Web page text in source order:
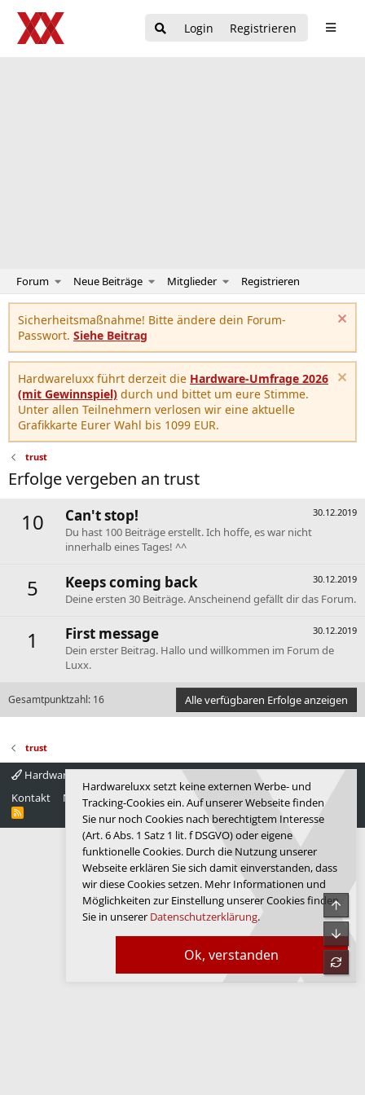
Login Registrieren
Forum Neue Beiträge Mitglieder Registrieren
Sicherheitsmaßnahme! Bitte ändere dein Forum-
Passwort. Siehe Beitrag
Hardwareluxx führt derzeit die Hardware-Umfrage 2026
(mit Gewinnspiel) durch und bittet um eure Stimme.
Unter allen Teilnehmern verlosen wir eine aktuelle
Grafikkarte Eurer Wahl bis 1099 EUR.
trust
Erfolge vergeben an trust
10 30.12.2019
Can't stop!
Du hast 100 Beiträge erstellt. Ich hoffe, es war nicht
innerhalb eines Tages! ^^
5 30.12.2019
Keeps coming back
Deine ersten 30 Beiträge. Anscheinend gefällt dir das Forum.
1 30.12.2019
First message
Dein erster Beitrag. Hallo und willkommen im Forum de
Luxx.
Gesamtpunktzahl: 16 Alle verfügbaren Erfolge anzeigen
trust
Hardwareluxx 4.0
Kontakt
Nutzungsbedingungen Datenschutz Hilfe Startseite
R
Ok, verstanden
Hardwareluxx setzt keine externen Werbe- und
Tracking-Cookies ein. Auf unserer Webseite finden
Sie nur noch Cookies nach berechtigtem Interesse
(Art. 6 Abs. 1 Satz 1 lit. f DSGVO) oder eigene
funktionelle Cookies. Durch die Nutzung unserer
Webseite erklären Sie sich damit einverstanden, dass
wir diese Cookies setzen. Mehr Informationen und
Möglichkeiten zur Einstellung unserer Cookies finden
Sie in unserer Datenschutzerklärung.